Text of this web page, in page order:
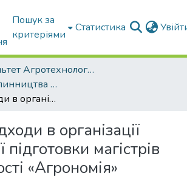
Пошук за
критеріями
Статистика
Факультет Агротехнологій та екології
Кафедра Рослинництва та садівництва ім. професора В.В. Калитки
Сучасні підходи в організації практичної підготовки магістрів спеціальності «Агрономія»
в організації
підготовки магістрів
«Агрономія»